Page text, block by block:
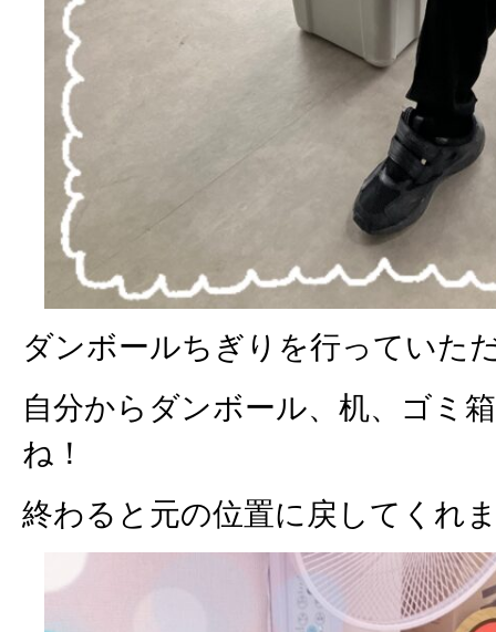
ダンボールちぎりを行っていた
自分からダンボール、机、ゴミ
ね！
終わると元の位置に戻してくれ